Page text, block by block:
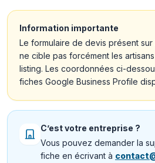
Information importante
Le formulaire de devis présent sur
ne cible pas forcément les
listing. Les coordonnées ci-
fiches Google Business Profile
C’est votre entreprise ?
Vous pouvez demander la
fiche en écrivant à